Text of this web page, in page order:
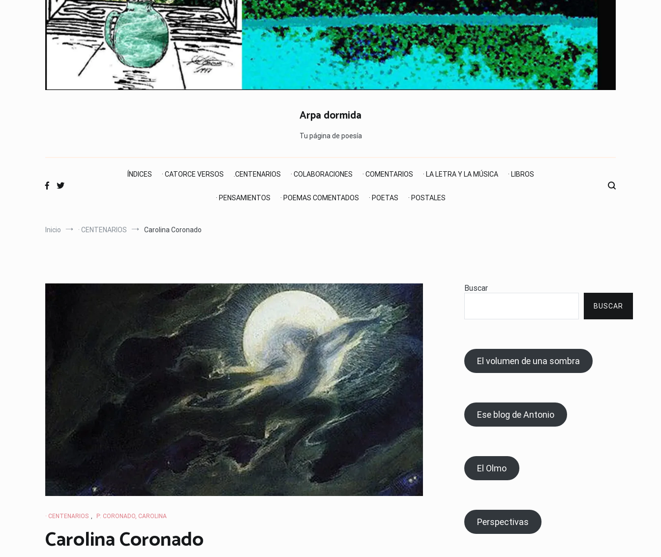
Arpa dormida
Tu página de poesía
ÍNDICES · CATORCE VERSOS .CENTENARIOS · COLABORACIONES · COMENTARIOS · LA LETRA Y LA MÚSICA · LIBROS
· PENSAMIENTOS · POEMAS COMENTADOS · POETAS · POSTALES
Inicio · CENTENARIOS Carolina Coronado
· CENTENARIOS , P: CORONADO, CAROLINA
Carolina Coronado
Buscar
BUSCAR
El volumen de una sombra
Ese blog de Antonio
El Olmo
Perspectivas